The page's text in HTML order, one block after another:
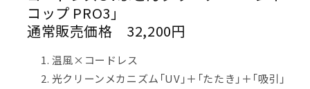
コップ PRO3」
通常販売価格 32,200円
温風×コードレス
光クリーンメカニズム「UV」＋「たたき」＋「吸引」